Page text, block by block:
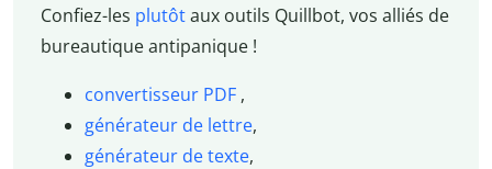
Confiez-les plutôtaux outils Quillbot, vos alliés de
bureautique antipanique !
convertisseur PDF,
générateur de lettre,
générateur de texte,